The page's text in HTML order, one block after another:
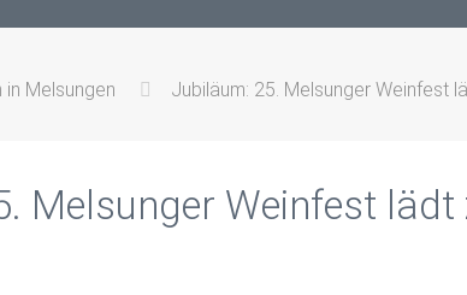
in Melsungen Jubiläum: 25. Melsunger Weinfest
Melsunger Weinfest